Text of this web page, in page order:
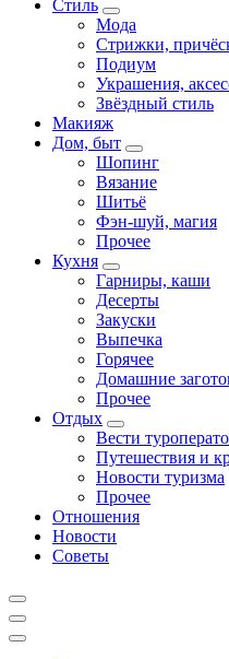
Стиль
Мода
Стрижки,
Подиум
Украшения,
Звёздный стиль
Макияж
Дом, быт
Шопинг
Вязание
Шитьё
Фэн-шуй, магия
Прочее
Кухня
Гарниры, каши
Десерты
Закуски
Выпечка
Горячее
Домашние
Прочее
Отдых
Вести
Путешествия и
Новости туризма
Прочее
Отношения
Новости
Советы